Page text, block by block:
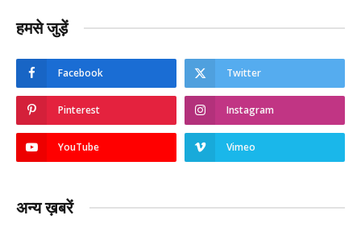
हमसे जुड़ें
Facebook Twitter
Pinterest Instagram
YouTube Vimeo
अन्य ख़बरें